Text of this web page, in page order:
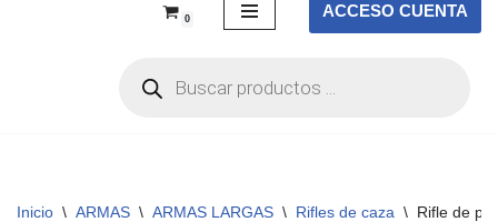
0 ACCESO CUENTA
Inicio \ ARMAS \ ARMAS LARGAS \ Rifles de caza \ Rifle de